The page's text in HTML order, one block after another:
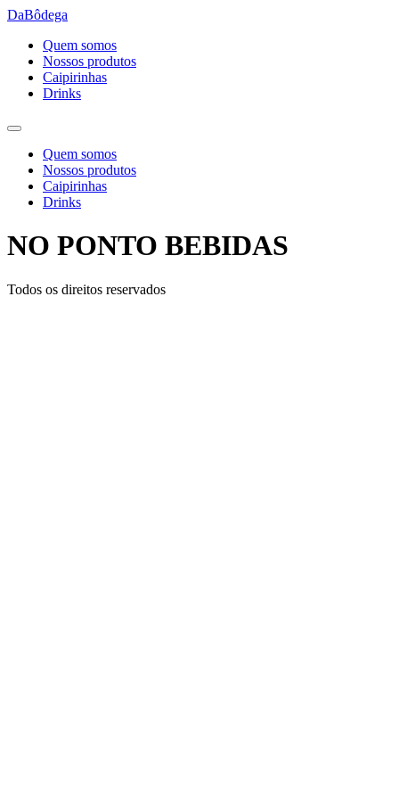
Ir
conteúdo
DaBôdega
Quem somos
Nossos produtos
Caipirinhas
Drinks
Quem somos
Nossos produtos
Caipirinhas
Drinks
NO PONTO BEBIDAS
Todos os direitos reservados